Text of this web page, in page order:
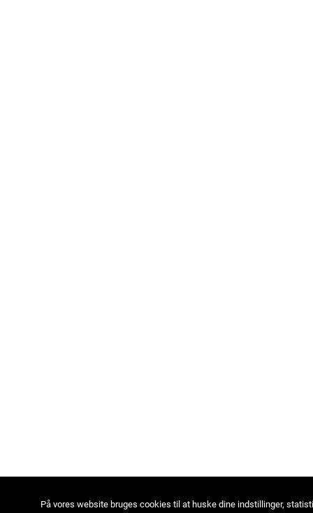
På vores website bruges cookies til at huske dine indstillinger,